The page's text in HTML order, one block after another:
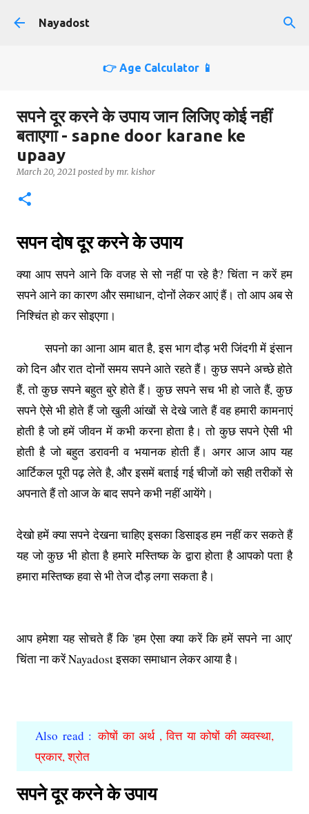
Nayadost
👉 Age Calculator 📱
सपने दूर करने के उपाय जान लिजिए कोई नहीं
बताएगा - sapne door karane ke
upaay
March 20, 2021 posted by mr. kishor
सपन दोष दूर करने के उपाय
क्या आप सपने आने कि वजह से सो नहीं पा रहे है? चिंता न करें हम
सपने आने का कारण और समाधान, दोनों लेकर आएं हैं। तो आप अब से
निश्चिंत हो कर सोइएगा।
सपनो का आना आम बात है, इस भाग दौड़ भरी जिंदगी में इंसान
को दिन और रात दोनों समय सपने आते रहते हैं। कुछ सपने अच्छे होते
हैं, तो कुछ सपने बहुत बुरे होते हैं। कुछ सपने सच भी हो जाते हैं, कुछ
सपने ऐसे भी होते हैं जो खुली आंखों से देखे जाते हैं वह हमारी कामनाएं
होती है जो हमें जीवन में कभी करना होता है। तो कुछ सपने ऐसी भी
होती है जो बहुत डरावनी व भयानक होती हैं। अगर आज आप यह
आर्टिकल पूरी पढ़ लेते है, और इसमें बताई गई चीजों को सही तरीकों से
अपनाते हैं तो आज के बाद सपने कभी नहीं आयेंगे।
देखो हमें क्या सपने देखना चाहिए इसका डिसाइड हम नहीं कर सकते हैं
यह जो कुछ भी होता है हमारे मस्तिष्क के द्वारा होता है आपको पता है
हमारा मस्तिष्क हवा से भी तेज दौड़ लगा सकता है।
आप हमेशा यह सोचते हैं कि 'हम ऐसा क्या करें कि हमें सपने ना आए'
चिंता ना करें Nayadost इसका समाधान लेकर आया है।
Also read : कोषों का अर्थ , वित्त या कोषों की व्यवस्था,
प्रकार, श्रोत
सपने दूर करने के उपाय